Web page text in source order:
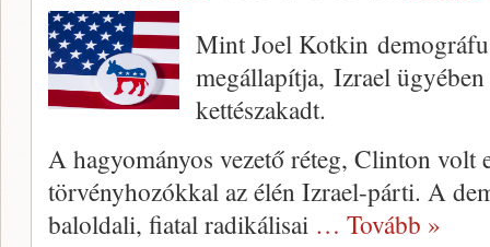
Mint Joel Kotkin
megállapítja, Izrael
kettészakadt.
A hagyományos vezető réteg, Clinton volt
törvényhozókkal az élén Izrael-párti. A
baloldali, fiatal radikálisai … Tovább »